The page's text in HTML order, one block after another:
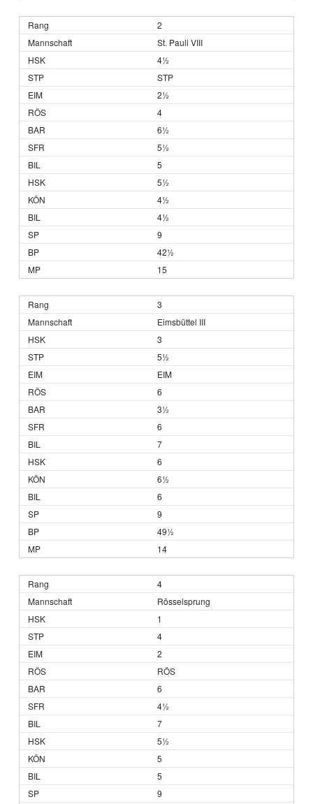
2
St. Pauli VIII
4½
STP
2½
4
6½
5½
5
5½
4½
4½
9
42½
15
3
Eimsbüttel III
3
5½
EIM
6
3½
6
7
6
6½
6
9
49½
14
4
Rösselsprung
1
4
2
RÖS
6
4½
7
5½
5
5
9